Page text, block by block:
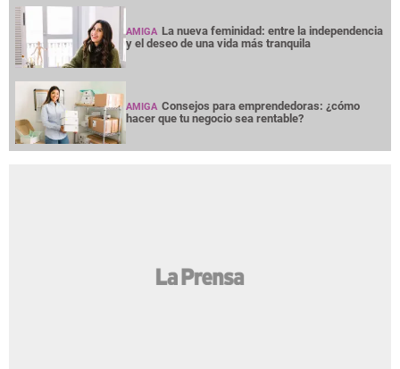
AMIGA La nueva feminidad: entre la independencia
y el deseo de una vida más tranquila
AMIGA Consejos para emprendedoras: ¿cómo
hacer que tu negocio sea rentable?